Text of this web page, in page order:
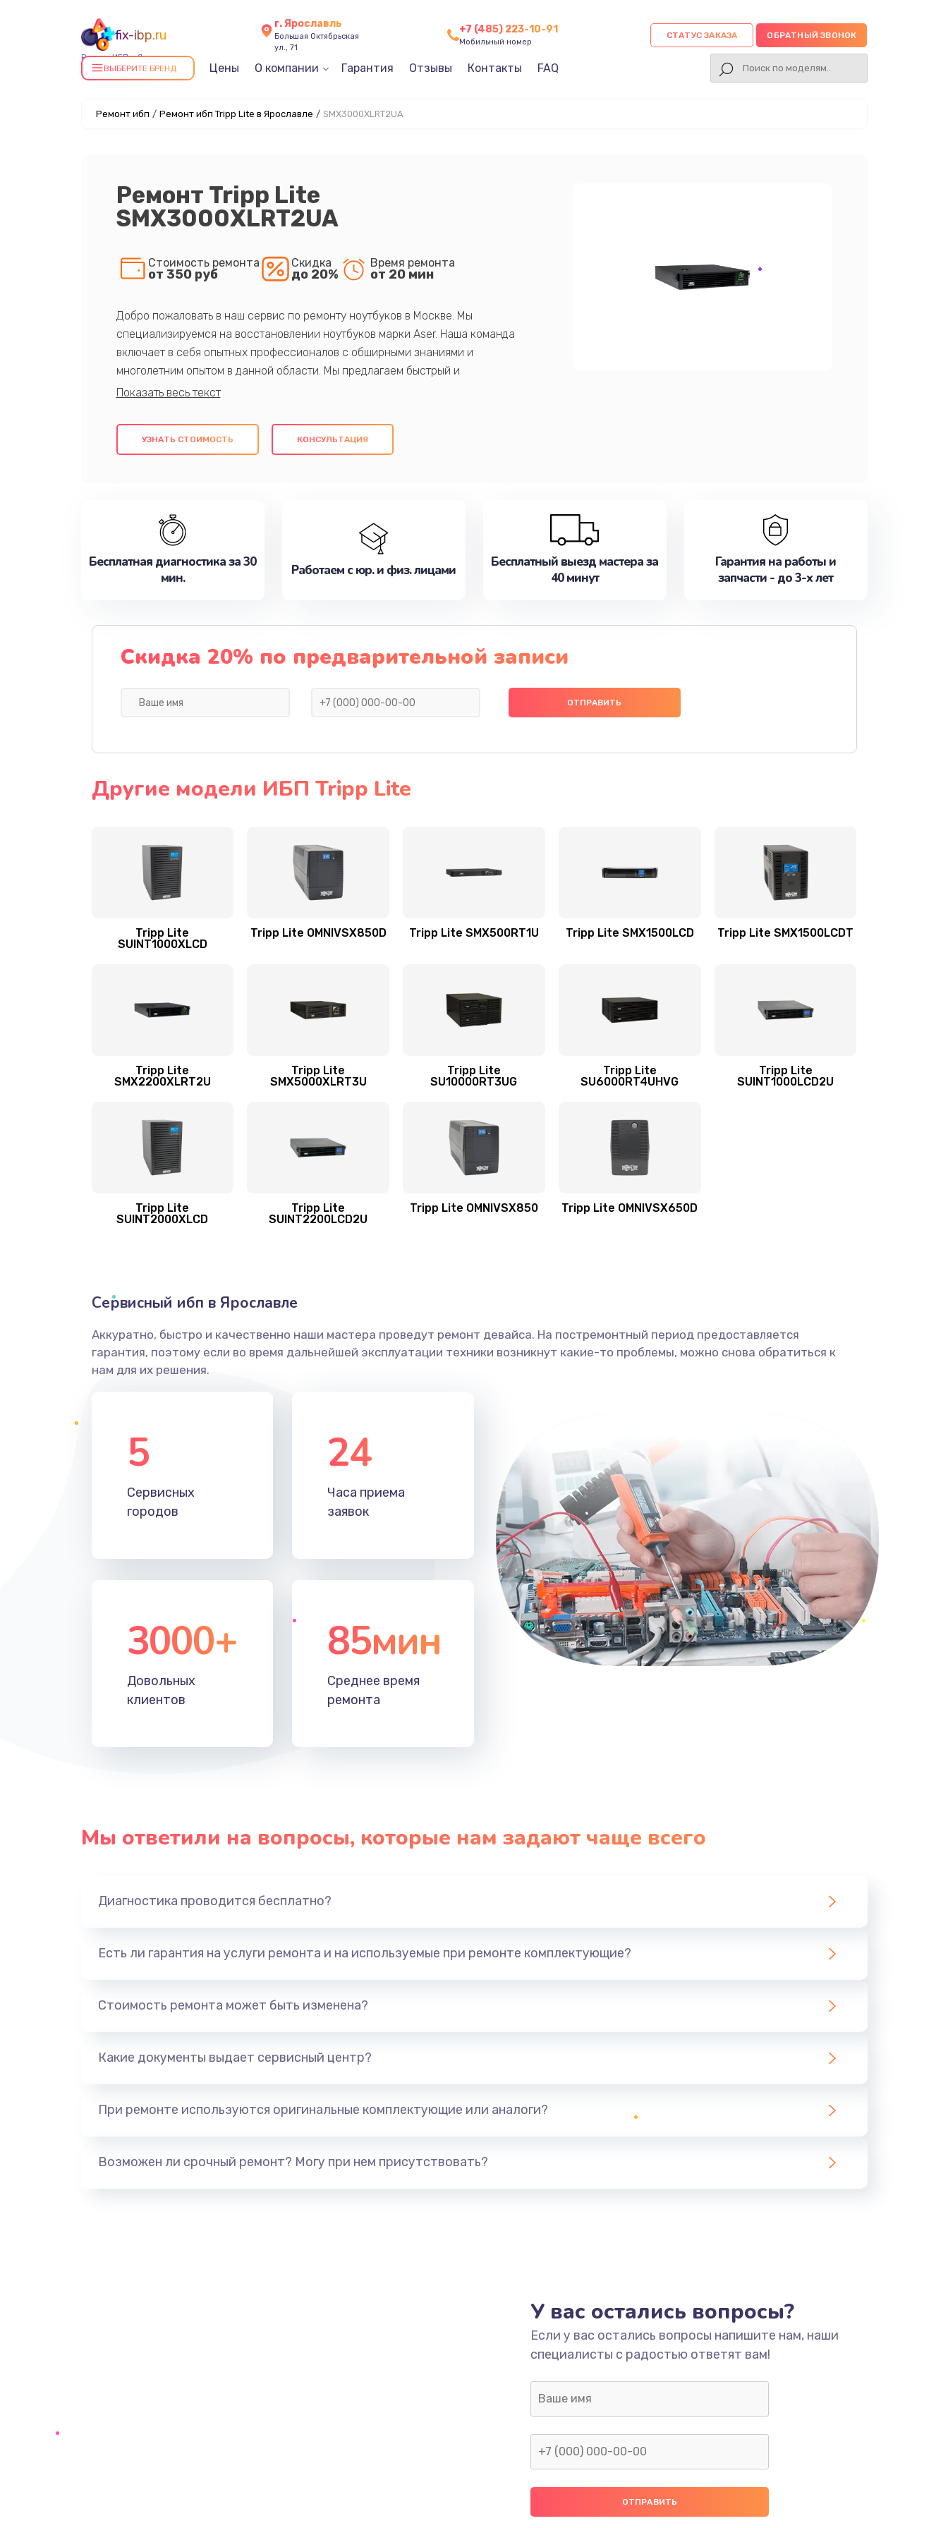
fix-ibp.ru
Ремонт ИБП в Ярославле
г. Ярославль
Большая Октябрьская
ул., 71
+7 (485) 223-10-91
Мобильный номер
СТАТУС ЗАКАЗА ОБРАТНЫЙ ЗВОНОК
ВЫБЕРИТЕ БРЕНД Цены О компании Гарантия Отзывы Контакты FAQ
Ремонт ибп / Ремонт ибп Tripp Lite в Ярославле / SMX3000XLRT2UA
Ремонт Tripp Lite
SMX3000XLRT2UA
Стоимость ремонта
от 350 руб
Скидка
до 20%
Время ремонта
от 20 мин
Добро пожаловать в наш сервис по ремонту ноутбуков в Москве. Мы
специализируемся на восстановлении ноутбуков марки Aser. Наша команда
включает в себя опытных профессионалов с обширными знаниями и
многолетним опытом в данной области. Мы предлагаем быстрый и
качественный ремонт с использованием оригинальных компонентов, а также
клиентам надежное и профессиональное обслуживание, удовлетворяя их
потребности наилучшим образом. Не медлите записаться на ремонт уже
УЗНАТЬ СТОИМОСТЬ КОНСУЛЬТАЦИЯ
Бесплатная диагностика за 30
мин.
Работаем с юр. и физ. лицами
Бесплатный выезд мастера за
40 минут
Гарантия на работы и
запчасти - до 3-х лет
Скидка 20% по предварительной записи
Другие модели ИБП Tripp Lite
Tripp Lite
SUINT1000XLCD
Tripp Lite OMNIVSX850D Tripp Lite SMX500RT1U Tripp Lite SMX1500LCD Tripp Lite SMX1500LCDT
Tripp Lite
SMX2200XLRT2U
Tripp Lite
SMX5000XLRT3U
Tripp Lite
SU10000RT3UG
Tripp Lite
SU6000RT4UHVG
Tripp Lite
SUINT1000LCD2U
Tripp Lite
SUINT2000XLCD
Tripp Lite
SUINT2200LCD2U
Tripp Lite OMNIVSX850 Tripp Lite OMNIVSX650D
Сервисный ибп в Ярославле
Аккуратно, быстро и качественно наши мастера проведут ремонт девайса. На постремонтный период предоставляется
гарантия, поэтому если во время дальнейшей эксплуатации техники возникнут какие-то проблемы, можно снова обратиться к
нам для их решения.
5
Сервисных
городов
24
Часа приема
заявок
3000+
Довольных
клиентов
85мин
Среднее время
ремонта
Мы ответили на вопросы, которые нам задают чаще всего
Диагностика проводится бесплатно?
Есть ли гарантия на услуги ремонта и на используемые при ремонте комплектующие?
Стоимость ремонта может быть изменена?
Какие документы выдает сервисный центр?
При ремонте используются оригинальные комплектующие или аналоги?
Возможен ли срочный ремонт? Могу при нем присутствовать?
У вас остались вопросы?
Если у вас остались вопросы напишите нам, наши
специалисты с радостью ответят вам!